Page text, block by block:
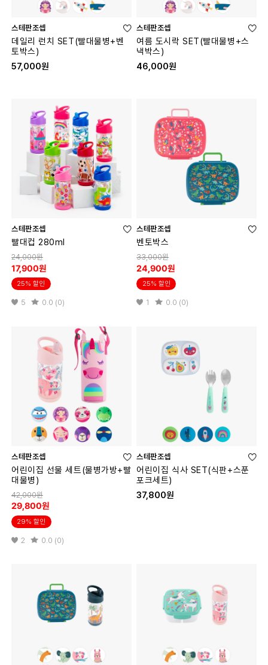
스테판조셉
데일리 런치 SET(빨대물병+벤
토박스)
57,000원
스테판조셉
여름 도시락 SET(빨대물병+스
낵박스)
46,000원
스테판조셉
빨대컵 280ml
24,000원
17,900원
25% 할인
5 0.0 (0)
스테판조셉
벤토박스
33,000원
24,900원
25% 할인
1 0.0 (0)
스테판조셉
어린이집 선물 세트(물병가방+빨
대물병)
42,000원
29,800원
29% 할인
2 0.0 (0)
스테판조셉
어린이집 식사 SET(식판+스푼
포크세트)
37,800원